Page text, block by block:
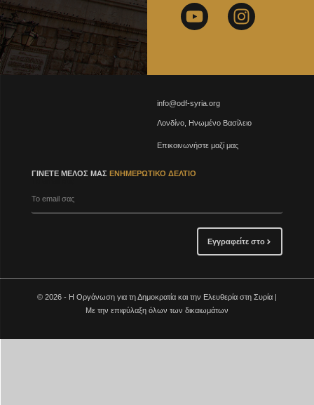
info@odf-syria.org
Λονδίνο, Ηνωμένο Βασίλειο
Επικοινωνήστε μαζί μας
ΓΊΝΕΤΕ ΜΈΛΟΣ ΜΑΣ ΕΝΗΜΕΡΩΤΙΚΌ ΔΕΛΤΊΟ
Εγγραφείτε στο
© 2026 - Η Οργάνωση για τη Δημοκρατία και την Ελευθερία στη Συρία |
Με την επιφύλαξη όλων των δικαιωμάτων